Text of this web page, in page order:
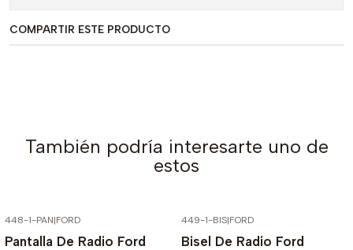
COMPARTIR ESTE PRODUCTO
También podría interesarte uno de
estos
448-1-PAN|FORD
Pantalla De Radio Ford
449-1-BIS|FORD
Bisel De Radio Ford